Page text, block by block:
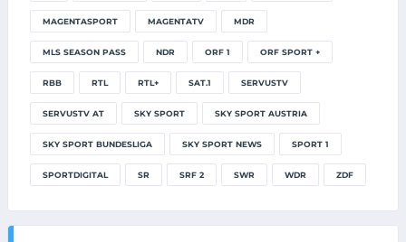
MAGENTASPORT MAGENTATV MDR
MLS SEASON PASS NDR ORF 1 ORF SPORT +
RBB RTL RTL+ SAT.1 SERVUSTV
SERVUSTV AT SKY SPORT SKY SPORT AUSTRIA
SKY SPORT BUNDESLIGA SKY SPORT NEWS SPORT 1
SPORTDIGITAL SR SRF 2 SWR WDR ZDF